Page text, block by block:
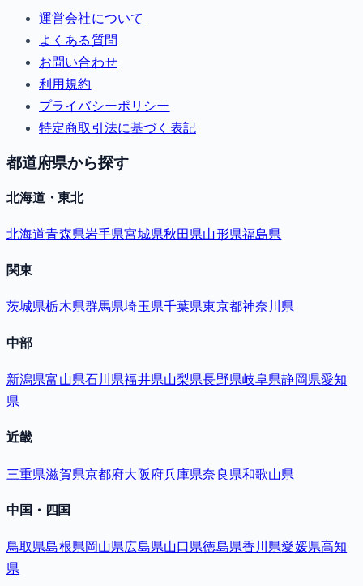
運営会社について
よくある質問
お問い合わせ
利用規約
プライバシーポリシー
特定商取引法に基づく表記
都道府県から探す
北海道・東北
北海道青森県岩手県宮城県秋田県山形県福島県
関東
茨城県栃木県群馬県埼玉県千葉県東京都神奈川県
中部
新潟県富山県石川県福井県山梨県長野県岐阜県静岡県愛知
県
近畿
三重県滋賀県京都府大阪府兵庫県奈良県和歌山県
中国・四国
鳥取県島根県岡山県広島県山口県徳島県香川県愛媛県高知
県